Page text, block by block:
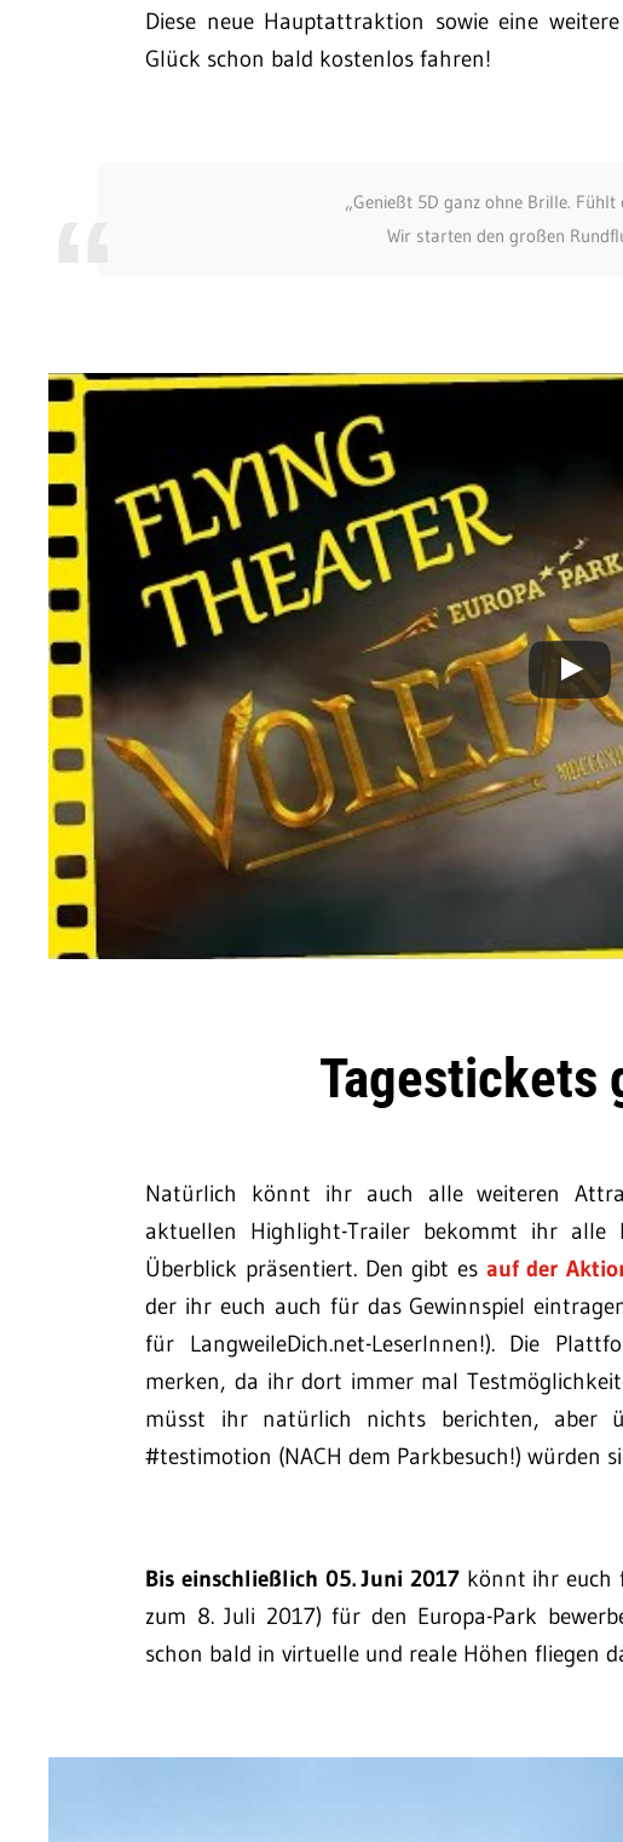
Diese neue Hauptattraktion sowie eine
Glück schon bald kostenlos fahren!
„Genießt 5D ganz ohne Brille. Fühlt
Wir starten den großen
Tagestickets
Natürlich könnt ihr auch alle weiteren
aktuellen Highlight-Trailer bekommt ihr alle
Überblick präsentiert. Den gibt es auf der
der ihr euch auch für das Gewinnspiel
für LangweileDich.net-LeserInnen!). Die
merken, da ihr dort immer mal
müsst ihr natürlich nichts berichten, aber
#testimotion (NACH dem Parkbesuch!) würden
Bis einschließlich 05. Juni 2017 könnt ihr euch
zum 8. Juli 2017) für den Europa-Park
schon bald in virtuelle und reale Höhen fliegen